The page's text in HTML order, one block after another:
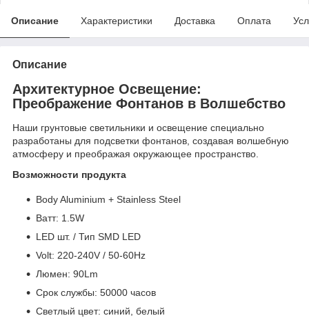
Описание Характеристики Доставка Оплата
Описание
Архитектурное Освещение:
Преображение Фонтанов в Волшебство
Наши грунтовые светильники и освещение специально
разработаны для подсветки фонтанов, создавая волшебную
атмосферу и преображая окружающее пространство.
Возможности продукта
Body Aluminium + Stainless Steel
Bатт: 1.5W
LED шт. / Тип SMD LED
Volt: 220-240V / 50-60Hz
Люмен: 90Lm
Срок службы: 50000 часов
Светлый цвет: синий, белый